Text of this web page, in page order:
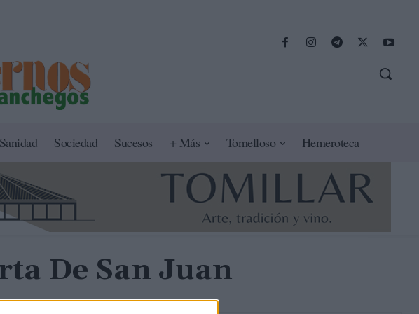
Sanidad Sociedad Sucesos + Más Tomelloso Hemeroteca
De San Juan